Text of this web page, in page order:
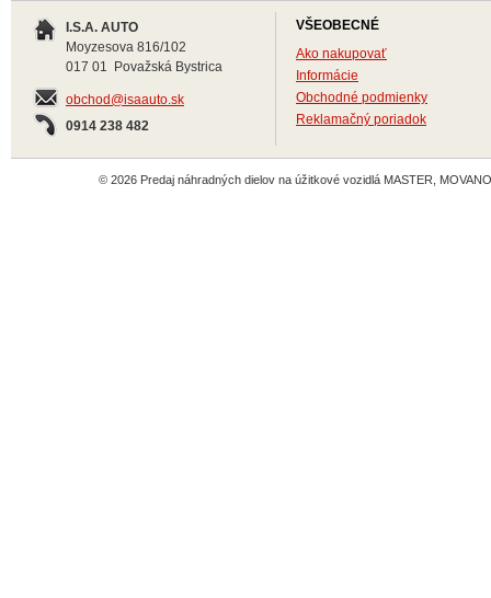
I.S.A. AUTO
Moyzesova 816/102
017 01 Považská Bystrica
obchod@isaauto.sk
0914 238 482
VŠEOBECNÉ
Ako nakupovať
Informácie
Obchodné podmienky
Reklamačný poriadok
© 2026 Predaj náhradných dielov na úžitkové vozidlá MASTER,